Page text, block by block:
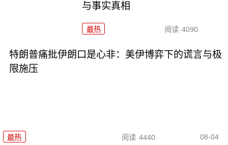
与事实真相
最热 阅读 4090
特朗普痛批伊朗口是心非：美伊博弈下的谎言与极
限施压
最热 阅读 4440 08-04